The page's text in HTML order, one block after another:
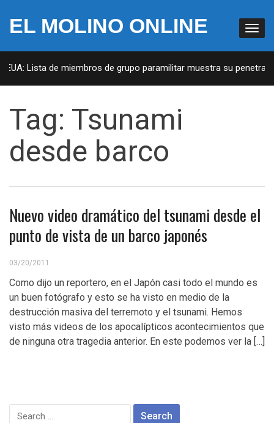
EL MOLINO ONLINE
Lista de miembros de grupo paramilitar muestra su
Tag: Tsunami
desde barco
Nuevo video dramático del tsunami desde el
punto de vista de un barco japonés
03/20/2011
Como dijo un reportero, en el Japón casi todo el mundo es
un buen fotógrafo y esto se ha visto en medio de la
destrucción masiva del terremoto y el tsunami. Hemos
visto más videos de los apocalípticos acontecimientos que
de ninguna otra tragedia anterior. En este podemos ver la […]
Search